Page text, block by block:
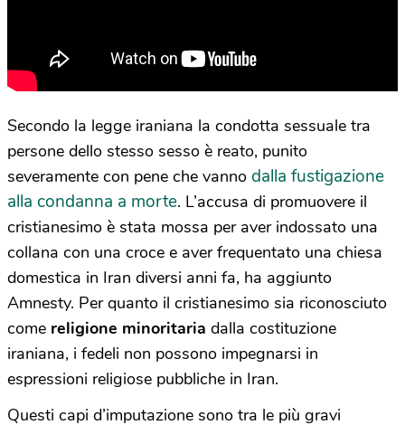
Secondo la legge iraniana la condotta sessuale tra
persone dello stesso sesso è reato, punito
severamente con pene che vanno dalla fustigazione
alla condanna a morte. L’accusa di promuovere il
cristianesimo è stata mossa per aver indossato una
collana con una croce e aver frequentato una chiesa
domestica in Iran diversi anni fa, ha aggiunto
Amnesty. Per quanto il cristianesimo sia riconosciuto
come religione minoritaria dalla costituzione
iraniana, i fedeli non possono impegnarsi in
espressioni religiose pubbliche in Iran.
Questi capi d’imputazione sono tra le più gravi